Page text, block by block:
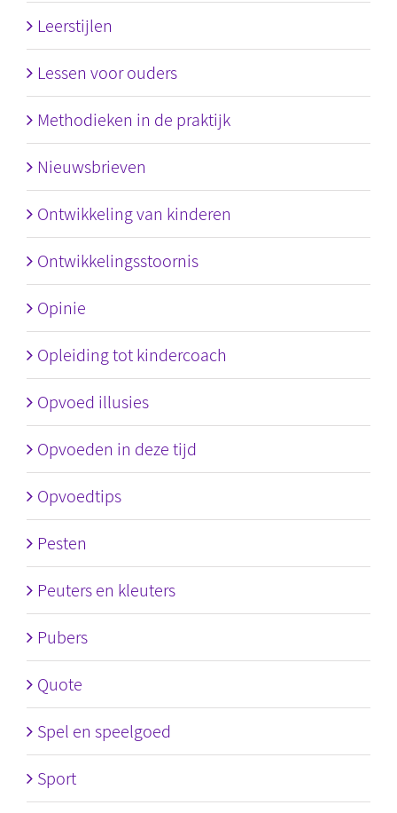
Leerstijlen
Lessen voor ouders
Methodieken in de praktijk
Nieuwsbrieven
Ontwikkeling van kinderen
Ontwikkelingsstoornis
Opinie
Opleiding tot kindercoach
Opvoed illusies
Opvoeden in deze tijd
Opvoedtips
Pesten
Peuters en kleuters
Pubers
Quote
Spel en speelgoed
Sport